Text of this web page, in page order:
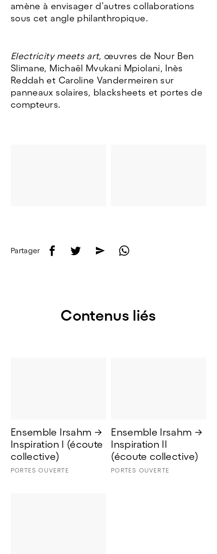
amène à envisager d’autres collaborations
sous cet angle philanthropique.
Electricity meets art, œuvres de Nour Ben
Slimane, Michaël Mvukani Mpiolani, Inès
Reddah et Caroline Vandermeiren sur
panneaux solaires, blacksheets et portes de
compteurs.
Partager f t e w
Contenus liés
Ensemble Irsahm →
Inspiration I (écoute
collective)
PORTES OUVERTE
Ensemble Irsahm →
Inspiration II
(écoute collective)
PORTES OUVERTE